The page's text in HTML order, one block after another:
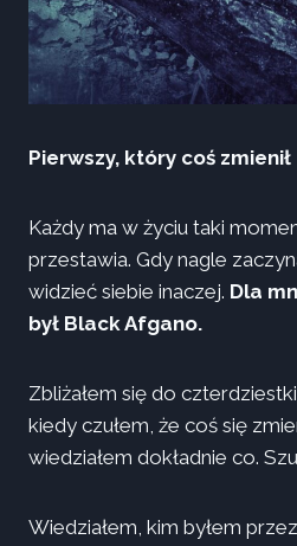
Pierwszy, który coś zmienił
Każdy ma w życiu taki
przestawia. Gdy nagle
widzieć siebie inaczej. Dla
był Black Afgano.
Zbliżałem się do
kiedy czułem, że coś się
wiedziałem dokładnie co.
Wiedziałem, kim byłem